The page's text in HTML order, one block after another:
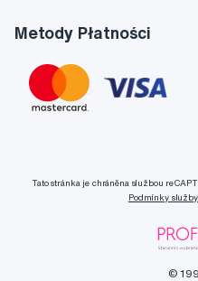
Metody Płatności
Tato stránka je chráněna službou
Podmínky služby
©